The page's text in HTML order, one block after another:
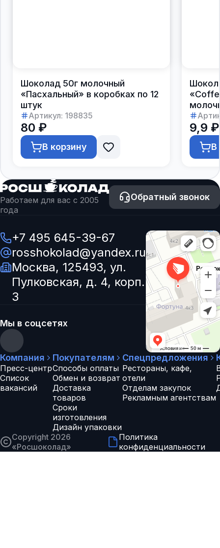
Шоколад 50г молочный
«Пасхальный» в коробках по 12
штук
Артикул: 198835
80 ₽
В корзину
9,9 ₽
В
Работаем для вас с 2005
года
Обратный звонок
+7 495 645-39-67
rosshokolad@yandex.ru
Москва, 125493, ул.
Пулковская, д. 4, корп.
3
Мы в соцсетях
Компания
Пресс-центр
Список
вакансий
Покупателям
Способы оплаты
Обмен и возврат
Доставка
товаров
Сроки
изготовления
Дизайн упаковки
Спецпредложения
Рестораны, кафе,
отели
Отделам закупок
Рекламным агентствам
Copyright 2026
«Росшоколад»
Политика
конфиденциальности